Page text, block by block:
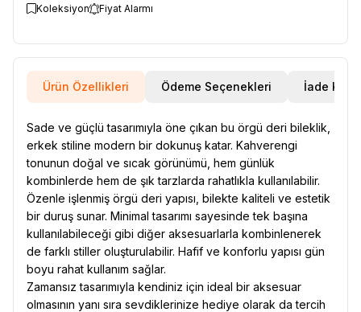
Koleksiyon Fiyat Alarmı
Ürün Özellikleri Ödeme Seçenekleri İade
Sade ve güçlü tasarımıyla öne çıkan bu örgü deri bileklik,
erkek stiline modern bir dokunuş katar. Kahverengi
tonunun doğal ve sıcak görünümü, hem günlük
kombinlerde hem de şık tarzlarda rahatlıkla kullanılabilir.
Özenle işlenmiş örgü deri yapısı, bilekte kaliteli ve estetik
bir duruş sunar. Minimal tasarımı sayesinde tek başına
kullanılabileceği gibi diğer aksesuarlarla kombinlenerek
de farklı stiller oluşturulabilir. Hafif ve konforlu yapısı gün
boyu rahat kullanım sağlar.
Zamansız tasarımıyla kendiniz için ideal bir aksesuar
olmasının yanı sıra sevdiklerinize hediye olarak da tercih